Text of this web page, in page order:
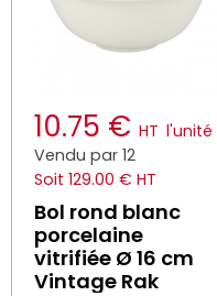
10.75 € HT l'unité
Vendu par 12
Soit 129.00 € HT
Bol rond blanc
porcelaine
vitrifiée Ø 16 cm
Vintage Rak